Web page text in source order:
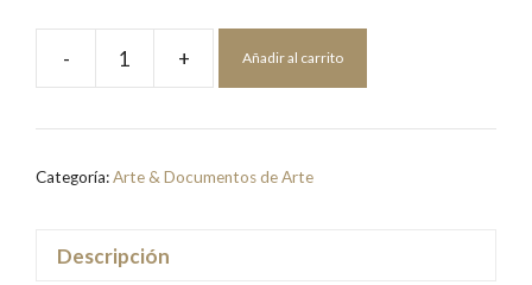
-
Georges
|
Paul
+ Añadir al carrito
Categoría:Arte & Documentos de Arte
Descripción